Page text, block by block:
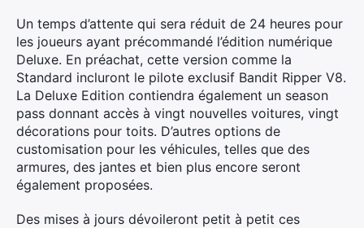
Un temps d’attente qui sera réduit de 24 heures pour
les joueurs ayant précommandé l’édition numérique
Deluxe. En préachat, cette version comme la
Standard incluront le pilote exclusif Bandit Ripper V8.
La Deluxe Edition contiendra également un season
pass donnant accès à vingt nouvelles voitures, vingt
décorations pour toits. D’autres options de
customisation pour les véhicules, telles que des
armures, des jantes et bien plus encore seront
également proposées.
Des mises à jours dévoileront petit à petit ces